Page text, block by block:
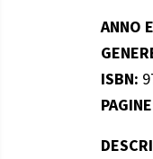
ANNO
ISBN: